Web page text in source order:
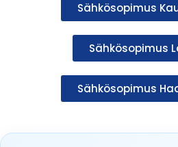
Sähkösopimus
Sähkösopimus
Sähkösopimus